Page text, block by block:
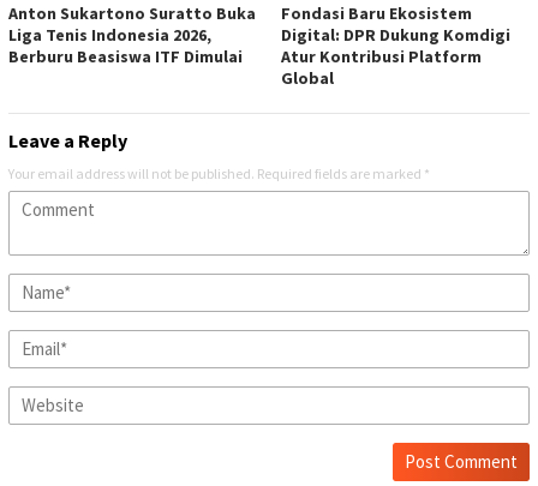
Anton Sukartono Suratto Buka
Liga Tenis Indonesia 2026,
Berburu Beasiswa ITF Dimulai
Fondasi Baru Ekosistem
Digital: DPR Dukung Komdigi
Atur Kontribusi Platform
Global
Leave a Reply
Your email address will not be published. Required fields are marked *